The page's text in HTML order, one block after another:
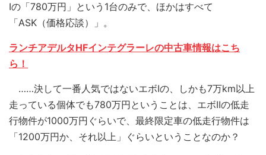
Iの「780万円」という1台のみで、ほかはすべて
「ASK（価格応談）」。
ランチアデルタHFインテグラーレの中古車情報はこち
ら！
……決して一番人気ではないエボIの、しかも7万km以上
走っている個体でも780万円ということは、エボIIの低走
行物件が1000万円ぐらいで、最終限定車の低走行物件は
「1200万円か、それ以上」ぐらいということなのか？